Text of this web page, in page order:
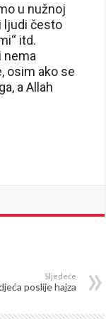
u nužnoj
ljudi često
itd.
nema
osim ako se
a Allah
Sljedeće
poslije hajza